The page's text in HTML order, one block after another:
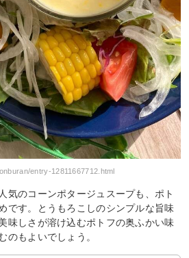
entry-12811667712.html
気のコーンポタージュスープも、ポト
です。とうもろこしのシンプルな旨味
味しさが溶け込むポトフの奥ふかい味
のもよいでしょう。